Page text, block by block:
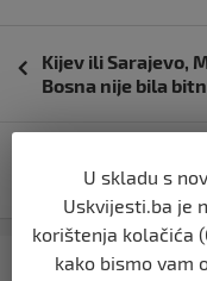
objava
Kijev ili Sarajevo,
Bosna nije bila
Kategorija
U skladu s
Uskvijesti.ba je
korištenja kolačića
kako bismo vam